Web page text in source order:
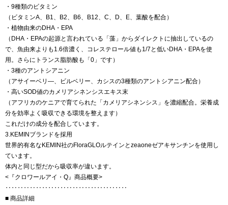
・9種類のビタミン
（ビタミンA、B1、B2、B6、B12、C、D、E、葉酸を配合）
・植物由来のDHA・EPA
（DHA・EPAの起源と言われている「藻」からダイレクトに抽出しているの
で、魚由来よりも1.6倍濃く、コレステロール値も1/7と低いDHA・EPAを使
用。さらにトランス脂肪酸も「0」です）
・3種のアントシアニン
（アサイーベリ―、ビルベリー、カシスの3種類のアントシアニン配合）
・高いSOD値のカメリアシネンシスエキス末
（アフリカのケニアで育てられた「カメリアシネンシス」を濃縮配合。栄養成
分を効率よく吸収できる環境を整えます）
これだけの成分を配合しています。
3.KEMINブランドを採用
世界的有名なKEMIN社のFloraGLOルテインとzeaoneゼアキサンチンを使用し
ています。
体内と同じ型だから吸収率が違います。
<『クロワールアイ・Q』商品概要>
‥‥‥‥‥‥‥‥‥‥‥‥‥‥‥‥‥‥‥‥
■ 商品詳細